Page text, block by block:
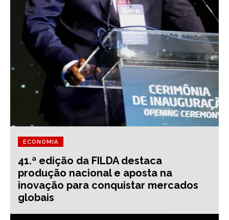
ECONOMIA
41.ª edição da FILDA destaca
produção nacional e aposta na
inovação para conquistar mercados
globais